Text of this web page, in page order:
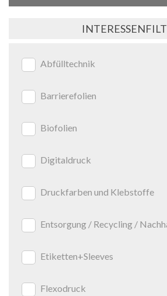
Abfülltechnik
Barrierefolien
Biofolien
Digitaldruck
Druckfarben und Klebstoffe
Entsorgung / Recycling /
Etiketten+Sleeves
Flexodruck